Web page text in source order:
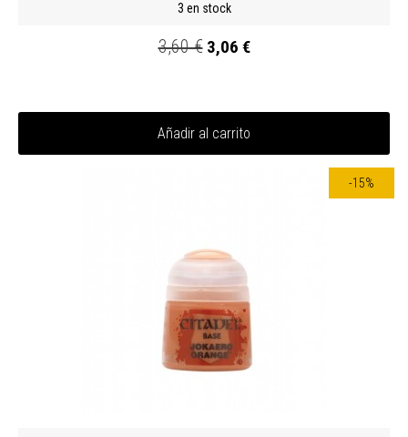
3 en stock
3,60 € 3,06 €
Añadir al carrito
-15%